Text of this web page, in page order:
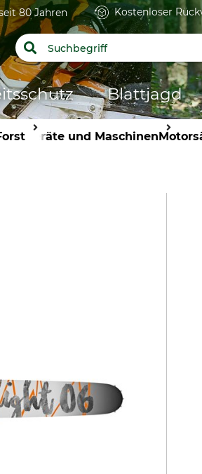
80 Jahren Kostenloser
Blattjagd
Geräte und Maschinen